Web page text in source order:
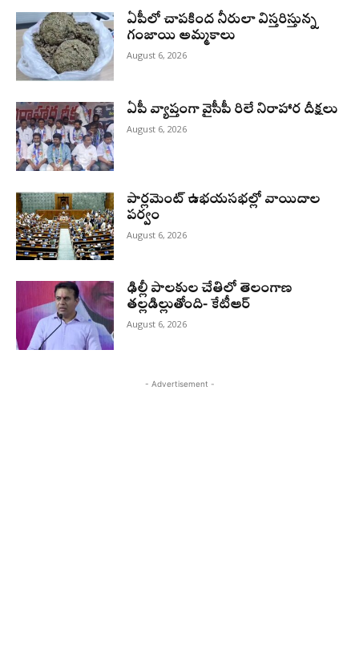
ఏపీలో చాపకింద నీరులా విస్తరిస్తున్న
గంజాయి అమ్మకాలు
August 6, 2026
ఏపీ వ్యాప్తంగా వైసీపీ రిలే నిరాహార దీక్షలు
August 6, 2026
పార్లమెంట్ ఉభయసభల్లో వాయిదాల
పర్వం
August 6, 2026
ఢిల్లీ పాలకుల చేతిలో తెలంగాణ
తల్లడిల్లుతోంది- కేటీఆర్
August 6, 2026
- Advertisement -